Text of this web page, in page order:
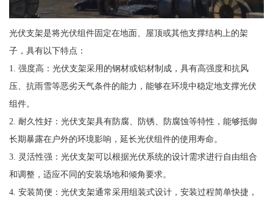
光伏支架是将光伏组件固定在地面、屋顶或其他支撑结构上的架
子，具有以下特点：
1. 强度高：光伏支架采用的钢材或铝材制成，具有高强度和抗风
压、抗雨雪等恶劣天气条件的能力，能够在环境中稳定地支撑光伏
组件。
2. 耐久性好：光伏支架具有防腐、防锈、防腐蚀等特性，能够抵御
长期暴露在户外的环境影响，延长光伏组件的使用寿命。
3. 灵活性强：光伏支架可以根据光伏系统的设计需求进行自由组合
和调整，适应不同的安装场地和倾角要求。
4. 安装简便：光伏支架通常采用组装式设计，安装过程简单快捷，